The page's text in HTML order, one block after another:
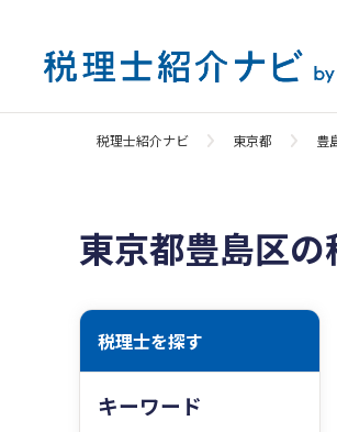
税理士紹介ナビ 東京都 豊
東京都豊島区
税理士を探す
キーワード